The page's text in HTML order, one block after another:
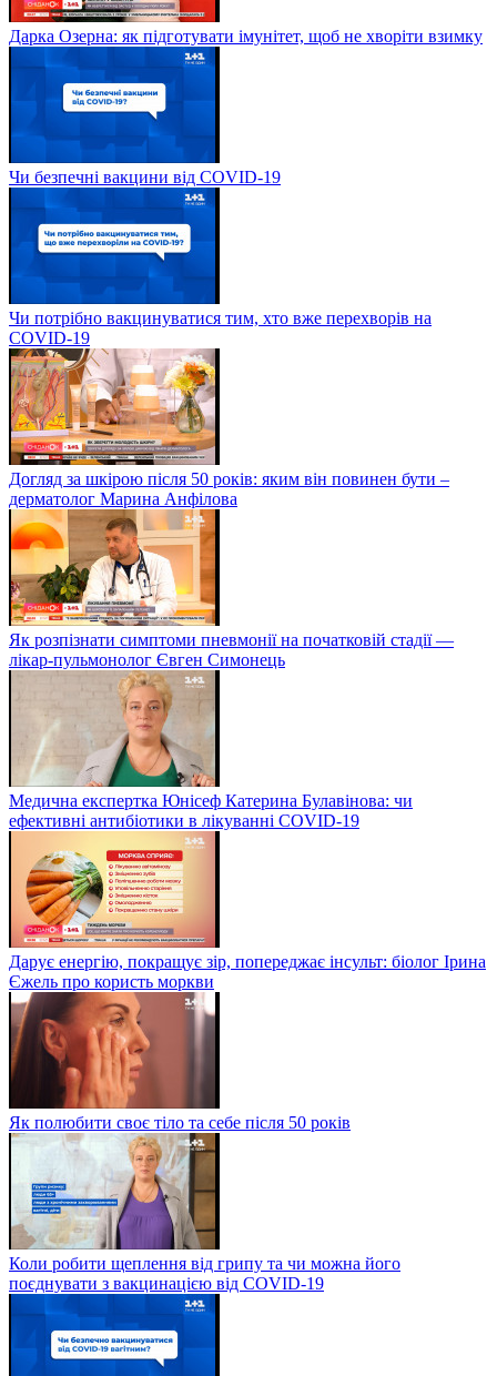
Дарка Озерна: як підготувати імунітет, щоб не хворіти взимку
Чи безпечні вакцини від COVID-19
Чи потрібно вакцинуватися тим, хто вже перехворів на
COVID-19
Догляд за шкірою після 50 років: яким він повинен бути –
дерматолог Марина Анфілова
Як розпізнати симптоми пневмонії на початковій стадії —
лікар-пульмонолог Євген Симонець
Медична експертка Юнісеф Катерина Булавінова: чи
ефективні антибіотики в лікуванні COVID-19
Дарує енергію, покращує зір, попереджає інсульт: біолог Ірина
Єжель про користь моркви
Як полюбити своє тіло та себе після 50 років
Коли робити щеплення від грипу та чи можна його
поєднувати з вакцинацією від COVID-19